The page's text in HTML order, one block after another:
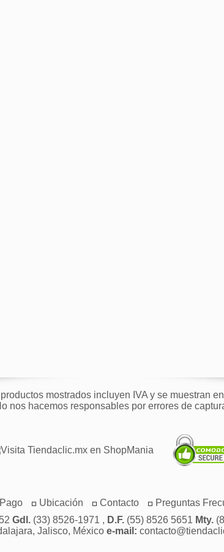
mostrados incluyen IVA y se muestran
nos hacemos responsables por errores de
Pago Ubicación Contacto Preguntas
Gdl.(33) 8526-1971 , D.F.(55) 8526 5651 Mty.
Jalisco, México e-mail: